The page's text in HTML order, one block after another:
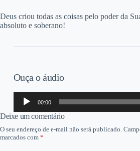
Deus criou todas as coisas pelo poder da
absoluto e soberano!
Ouça o áudio
Tocador
áudio
00:00
Deixe um comentário
O seu endereço de e-mail não será publicado.
marcados com *